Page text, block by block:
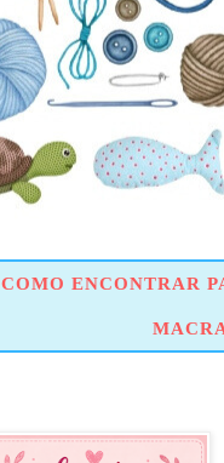
COMO ENCONTRAR